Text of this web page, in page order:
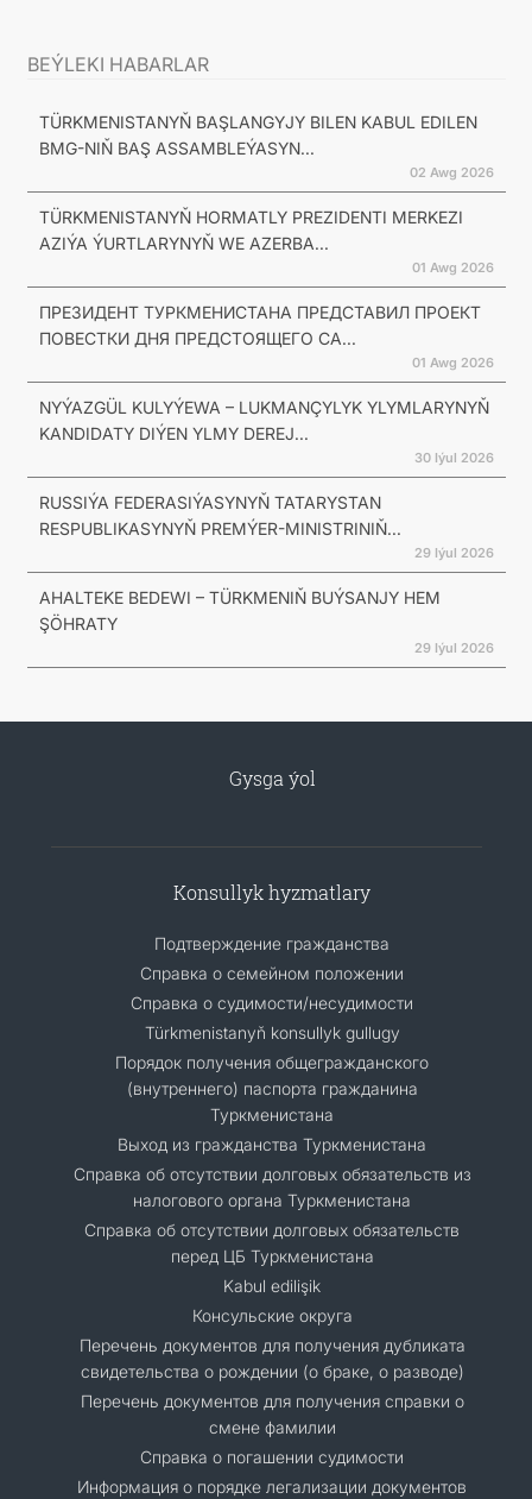
BEÝLEKI HABARLAR
TÜRKMENISTANYŇ BAŞLANGYJY BILEN KABUL EDILEN
BMG-NIŇ BAŞ ASSAMBLEÝASYN...
02 Awg 2026
TÜRKMENISTANYŇ HORMATLY PREZIDENTI MERKEZI
AZIÝA ÝURTLARYNYŇ WE AZERBA...
01 Awg 2026
ПРЕЗИДЕНТ ТУРКМЕНИСТАНА ПРЕДСТАВИЛ ПРОЕКТ
ПОВЕСТКИ ДНЯ ПРЕДСТОЯЩЕГО СА...
01 Awg 2026
NYÝAZGÜL KULYÝEWA – LUKMANÇYLYK YLYMLARYNYŇ
KANDIDATY DIÝEN YLMY DEREJ...
30 Iýul 2026
RUSSIÝA FEDERASIÝASYNYŇ TATARYSTAN
RESPUBLIKASYNYŇ PREMÝER-MINISTRINIŇ...
29 Iýul 2026
AHALTEKE BEDEWI – TÜRKMENIŇ BUÝSANJY HEM
ŞÖHRATY
29 Iýul 2026
Gysga ýol
Konsullyk hyzmatlary
Подтверждение гражданства
Справка о семейном положении
Справка о судимости/несудимости
Türkmenistanyň konsullyk gullugy
Порядок получения общегражданского
(внутреннего) паспорта гражданина
Туркменистана
Выход из гражданства Туркменистана
Справка об отсутствии долговых обязательств из
налогового органа Туркменистана
Справка об отсутствии долговых обязательств
перед ЦБ Туркменистана
Kabul edilişik
Консульские округа
Перечень документов для получения дубликата
свидетельства о рождении (о браке, о разводе)
Перечень документов для получения справки о
смене фамилии
Справка о погашении судимости
Информация о порядке легализации документов